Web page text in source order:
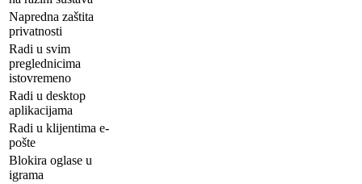
Napredna zaštita
privatnosti
Radi u svim
preglednicima
istovremeno
Radi u desktop
aplikacijama
Radi u klijentima e-
pošte
Blokira oglase u
igrama